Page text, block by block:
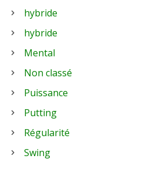
hybride
hybride
Mental
Non classé
Puissance
Putting
Régularité
Swing